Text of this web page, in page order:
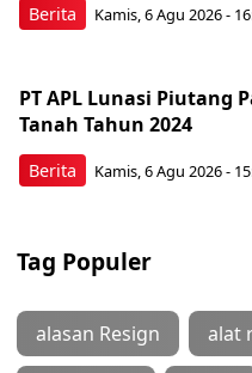
Berita Kamis, 6 Agu 2026 -
Berita
PT APL Lunasi Piutang
Tanah Tahun 2024
Kamis, 6 Agu 2026 -
Tag Populer
alasan Resign alat